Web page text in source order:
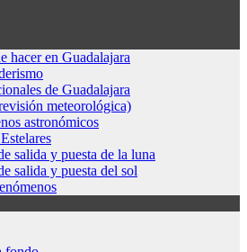
hacer en Guadalajara
de Guadalajara
meteorológica)
astronómicos
salida y puesta de la luna
salida y puesta del sol